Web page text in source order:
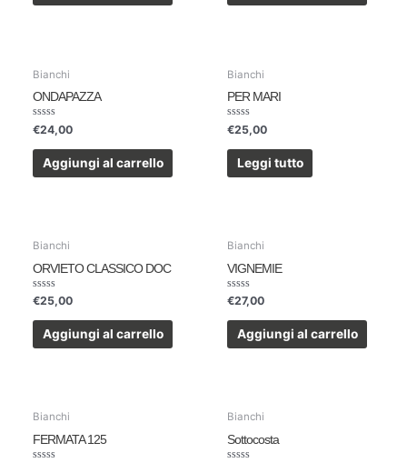
Bianchi
ONDAPAZZA
Valutato
0
su
€24,00
Aggiungi al carrello
Bianchi
PER MARI
Valutato
0
su
€25,00
Leggi tutto
Bianchi
ORVIETO CLASSICO DOC
Valutato
su
€25,00
Aggiungi al carrello
Bianchi
VIGNEMIE
Valutato
su
€27,00
Aggiungi al carrello
Bianchi
FERMATA 125
Bianchi
Sottocosta